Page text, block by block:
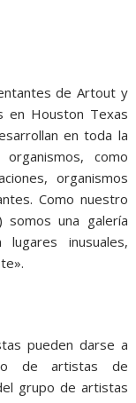
de Artout y
en Houston Texas
en toda la
como
organismos
Como nuestro
somos una galería
inusuales,
pueden darse a
de artistas de
grupo de artistas